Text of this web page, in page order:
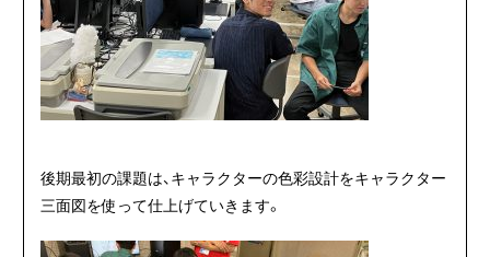
後期最初の課題は、キャラクターの色彩設計をキャラクター
三面図を使って仕上げていきます。